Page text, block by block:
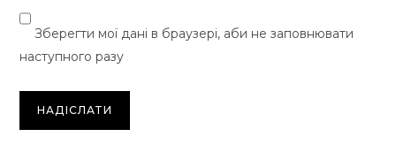
Зберегти мої дані в браузері, аби не заповнювати
наступного разу